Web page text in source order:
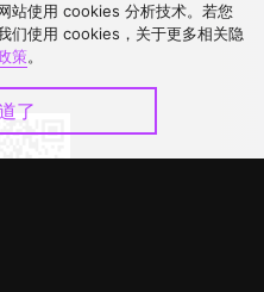
站使用 cookies 分析技术。若您
们使用 cookies，关于更多相关隐
策。
了